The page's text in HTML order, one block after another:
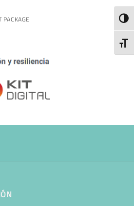
PACKAGE